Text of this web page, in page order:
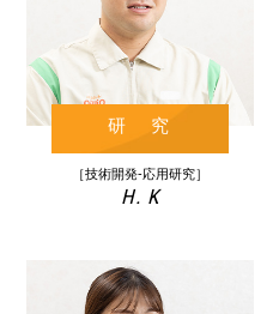
研 究
［技術開発-応用研究］
H. K